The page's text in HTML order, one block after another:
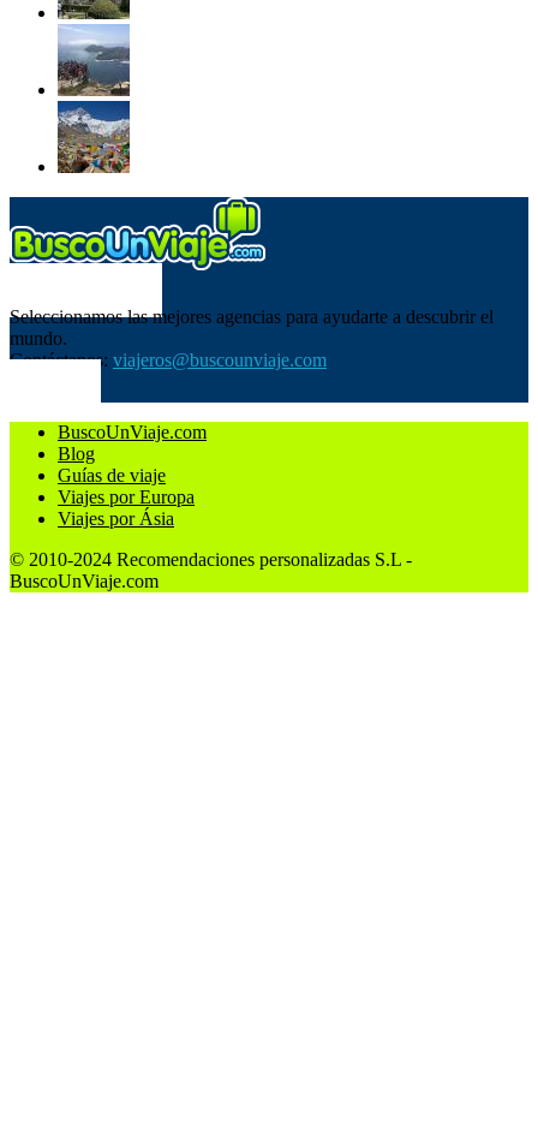
Seleccionamos las mejores agencias para ayudarte a descubrir el
mundo.
Contáctanos: viajeros@buscounviaje.com
BuscoUnViaje.com
Blog
Guías de viaje
Viajes por Europa
Viajes por Ásia
© 2010-2024 Recomendaciones personalizadas S.L -
BuscoUnViaje.com